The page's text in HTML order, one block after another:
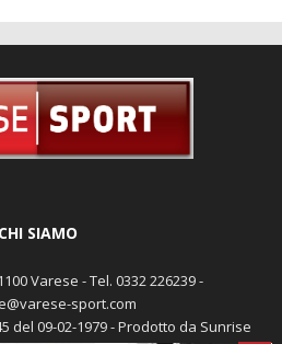
CHI SIAMO
Varese - Tel. 0332 226239 -
sport.com
del 09-02-1979 - Prodotto da Sunrise